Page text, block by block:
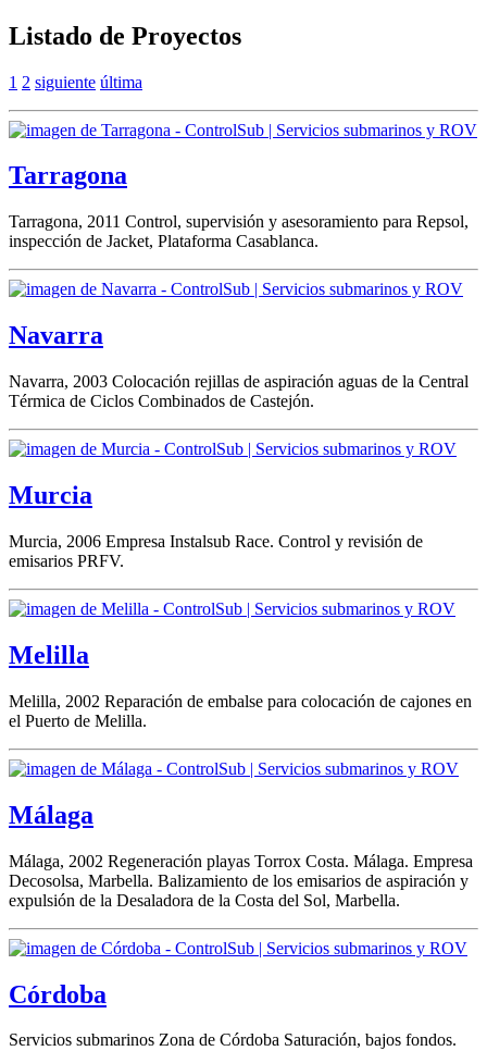
Listado de Proyectos
1 2 siguiente última
Tarragona
Tarragona, 2011 Control, supervisión y asesoramiento para Repsol,
inspección de Jacket, Plataforma Casablanca.
Navarra
Navarra, 2003 Colocación rejillas de aspiración aguas de la Central
Térmica de Ciclos Combinados de Castejón.
Murcia
Murcia, 2006 Empresa Instalsub Race. Control y revisión de
emisarios PRFV.
Melilla
Melilla, 2002 Reparación de embalse para colocación de cajones en
el Puerto de Melilla.
Málaga
Málaga, 2002 Regeneración playas Torrox Costa. Málaga. Empresa
Decosolsa, Marbella. Balizamiento de los emisarios de aspiración y
expulsión de la Desaladora de la Costa del Sol, Marbella.
Córdoba
Servicios submarinos Zona de Córdoba Saturación, bajos fondos.